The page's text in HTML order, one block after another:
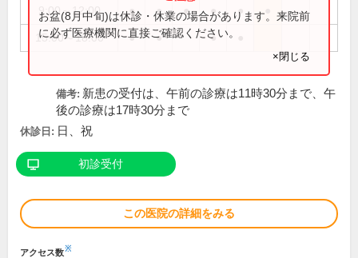
9:00～12:00 ● ● ● ● ●
15:00～18:00 ● ● ●
お盆(8月中旬)は休診・休業の場合があります。来院前
に必ず医療機関に直接ご確認ください。
×閉じる
備考: 新患の受付は、午前の診療は11時30分まで、午
後の診療は17時30分まで
休診日: 日、祝
初診受付
この医院の詳細をみる
アクセス数※